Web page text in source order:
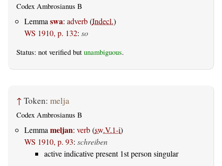
Codex Ambrosianus B
Lemma swa: adverb(Indecl.)
WS 1910, p. 132: so
Status: not verified but unambiguous.
↑ Token: melja
Codex Ambrosianus B
Lemmameljan: verb(sw.V.1-i)
WS 1910, p. 93: schreiben
active indicative present 1st person singular